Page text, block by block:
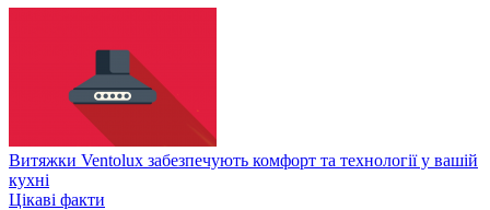
Витяжки Ventolux забезпечують комфорт та технології у вашій
кухні
Цікаві факти